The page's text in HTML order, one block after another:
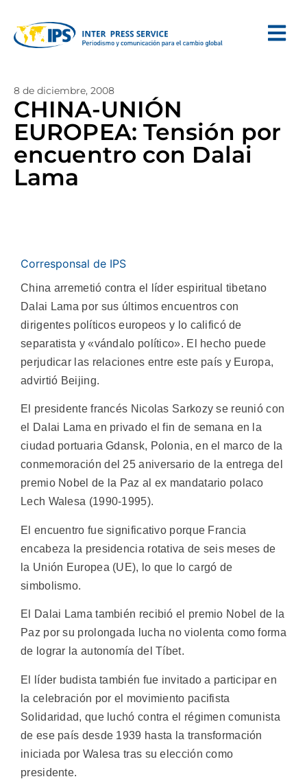
8 de diciembre, 2008
CHINA-UNIÓN
EUROPEA: Tensión por
encuentro con Dalai
Lama
Corresponsal de IPS
China arremetió contra el líder espiritual tibetano
Dalai Lama por sus últimos encuentros con
dirigentes políticos europeos y lo calificó de
separatista y «vándalo político». El hecho puede
perjudicar las relaciones entre este país y Europa,
advirtió Beijing.
El presidente francés Nicolas Sarkozy se reunió con
el Dalai Lama en privado el fin de semana en la
ciudad portuaria Gdansk, Polonia, en el marco de la
conmemoración del 25 aniversario de la entrega del
premio Nobel de la Paz al ex mandatario polaco
Lech Walesa (1990-1995).
El encuentro fue significativo porque Francia
encabeza la presidencia rotativa de seis meses de
la Unión Europea (UE), lo que lo cargó de
simbolismo.
El Dalai Lama también recibió el premio Nobel de la
Paz por su prolongada lucha no violenta como forma
de lograr la autonomía del Tíbet.
El líder budista también fue invitado a participar en
la celebración por el movimiento pacifista
Solidaridad, que luchó contra el régimen comunista
de ese país desde 1939 hasta la transformación
iniciada por Walesa tras su elección como
presidente.